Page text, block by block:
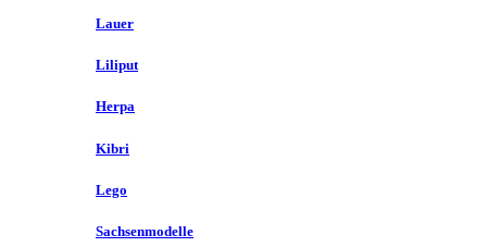
Lauer
Liliput
Herpa
Kibri
Lego
Sachsenmodelle